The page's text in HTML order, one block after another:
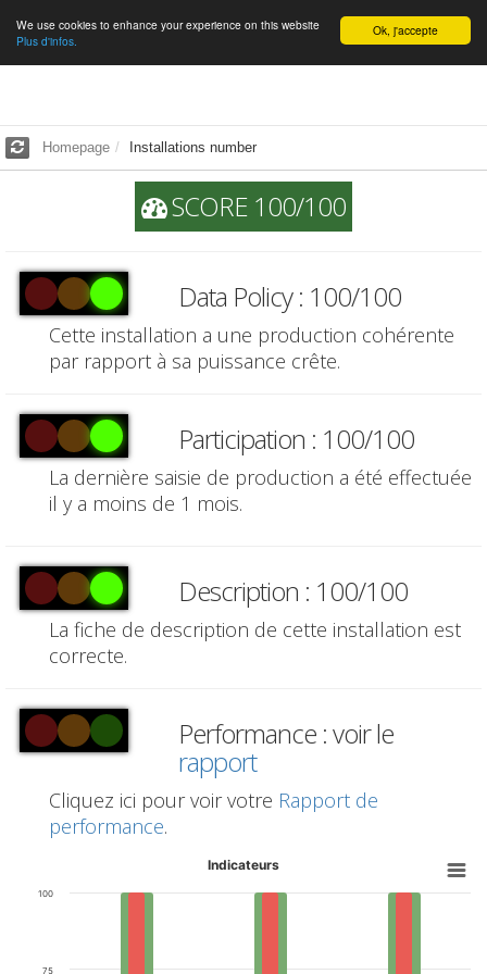
English Ok, j'accepte
We use cookies to enhance your experience on this website
Plus d'infos.
Homepage Installations number
SCORE 100/100
Data Policy : 100/100
Cette installation a une production cohérente
par rapport à sa puissance crête.
Participation : 100/100
La dernière saisie de production a été effectuée
il y a moins de 1 mois.
Description : 100/100
La fiche de description de cette installation est
correcte.
Performance : voir le
rapport
Cliquez ici pour voir votre Rapport de
performance.
Indicateurs
75
100